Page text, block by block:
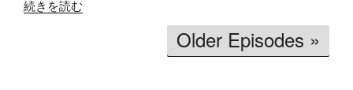
ホ
イ
"【価
続きを読む
Older Episodes »